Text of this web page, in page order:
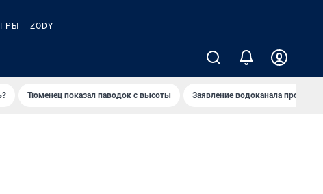
ZODY
Тюменец показал паводок с высоты Заявление водоканала про